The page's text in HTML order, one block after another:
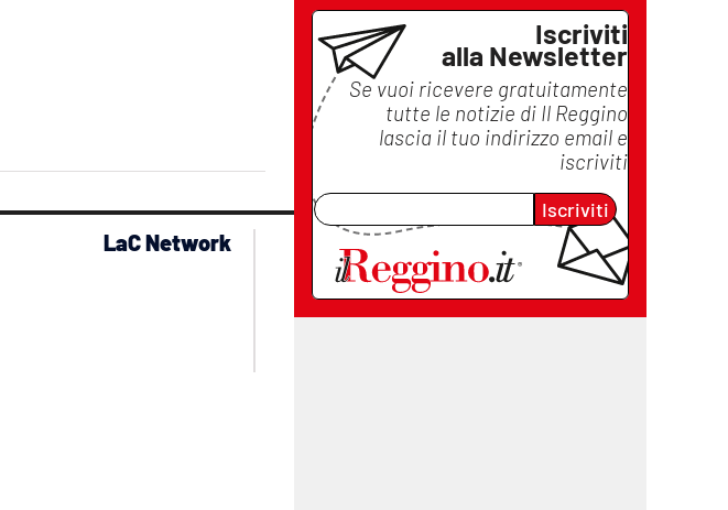
Iscriviti
alla Newsletter
Se vuoi ricevere gratuitamente
tutte le notizie di Il Reggino
lascia il tuo indirizzo email e
iscriviti
Iscriviti
LaC Network
lacplay.it
lactv.it
laconair.it
lacapitalenews.it
ilvibonese.it